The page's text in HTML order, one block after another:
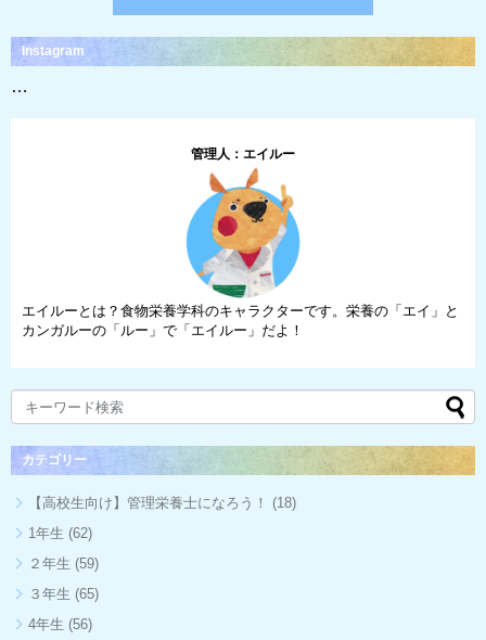
Instagram
…
管理人：エイルー
エイルーとは？食物栄養学科のキャラクターです。栄養の「エイ」と
カンガルーの「ルー」で「エイルー」だよ！
カテゴリー
【高校生向け】管理栄養士になろう！
(18)
1年生 (62)
２年生 (59)
３年生 (65)
4年生 (56)